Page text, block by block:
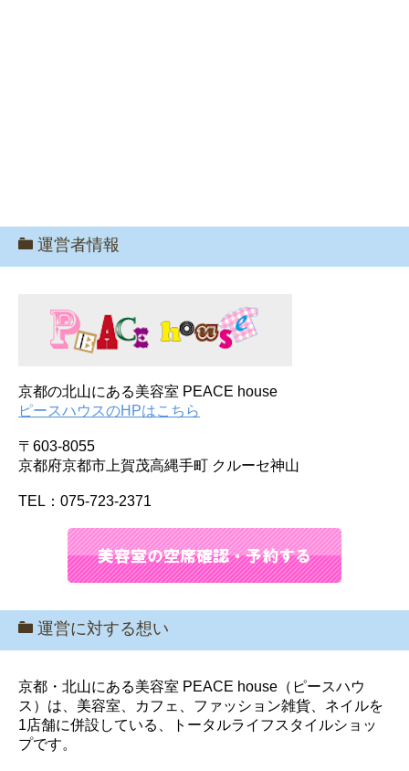
運営者情報
京都の北山にある美容室 PEACE house
ピースハウスのHPはこちら
〒603-8055
京都府京都市上賀茂高縄手町 クルーセ神山
TEL：075-723-2371
運営に対する想い
京都・北山にある美容室 PEACE house（ピースハウ
ス）は、美容室、カフェ、ファッション雑貨、ネイルを
1店舗に併設している、トータルライフスタイルショッ
プです。